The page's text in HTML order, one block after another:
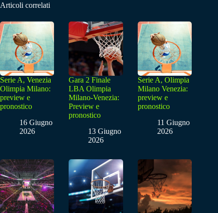
Articoli correlati
Serie A, Venezia
Olimpia Milano:
preview e
pronostico
16 Giugno
2026
Gara 2 Finale
LBA Olimpia
Milano-Venezia:
Preview e
pronostico
13 Giugno
2026
Serie A, Olimpia
Milano Venezia:
preview e
pronostico
11 Giugno
2026